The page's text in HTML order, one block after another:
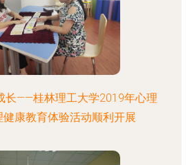
长——桂林理工大学2019年心理
健康教育体验活动顺利开展